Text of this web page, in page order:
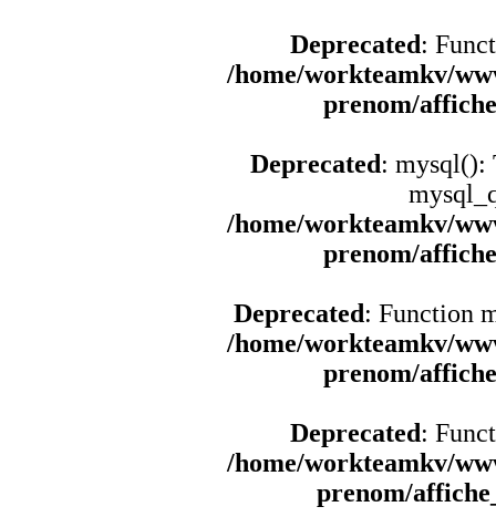
Deprecated:
/home/workteamkv/
prenom/
Deprecated: mysql():
/home/workteamkv/
prenom/
Deprecated: Function
/home/workteamkv/
prenom/
Deprecated:
/home/workteamkv/
prenom/